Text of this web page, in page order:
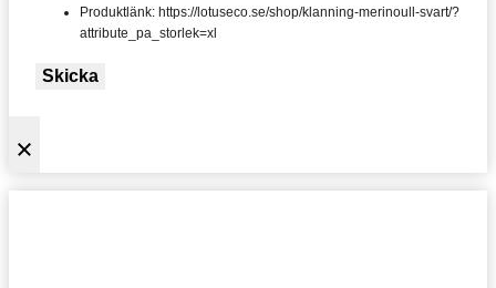
Produktlänk: https://lotuseco.se/shop/klanning-merinoull-svart/?
attribute_pa_storlek=xl
Skicka